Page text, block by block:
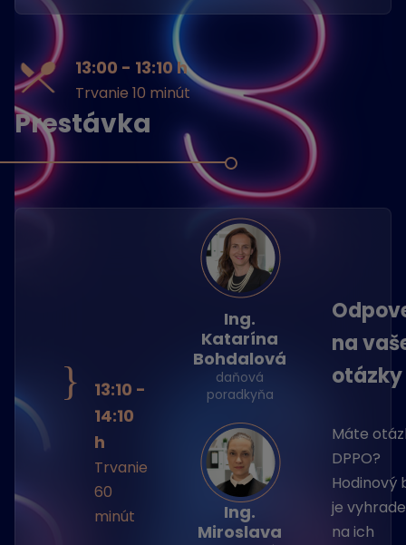
13:00 - 13:10 h
Trvanie 10 minút
Prestávka
}
13:10 -
14:10
h
Trvanie
60
minút
Ing.
Katarína
Bohdalová
daňová
poradkyňa
Ing.
Miroslava
na
otázky
Máte
DPPO?
Hodinový
je
na ich